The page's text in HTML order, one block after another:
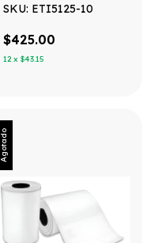
SKU: ETI5125-10
$425.00
12 x $43.15
Agotado